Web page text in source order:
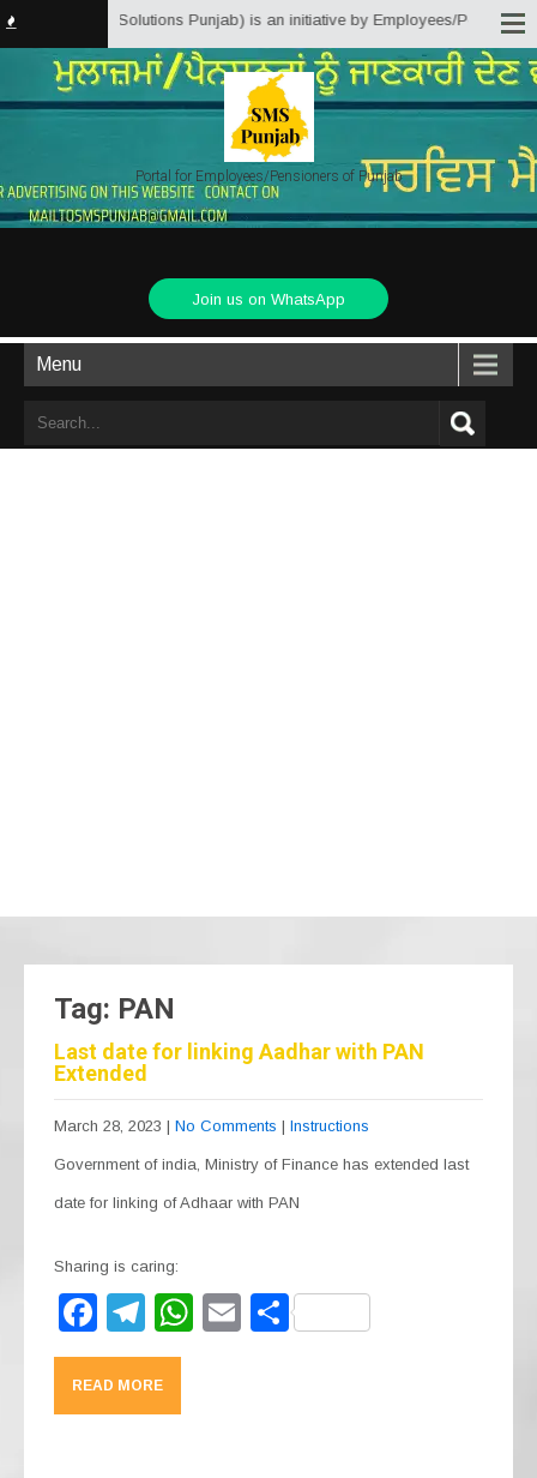
Matter Solutions Punjab) is an initiative by Employees/Pensioners
Portal for Employees/Pensioners of Punjab
Join us on WhatsApp
Menu
Tag: PAN
Last date for linking Aadhar with PAN
Extended
March 28, 2023 | No Comments | Instructions
Government of india, Ministry of Finance has extended last
date for linking of Adhaar with PAN
Sharing is caring:
F
a
c
e
T
el
e
gr
W
E S
READ MORE